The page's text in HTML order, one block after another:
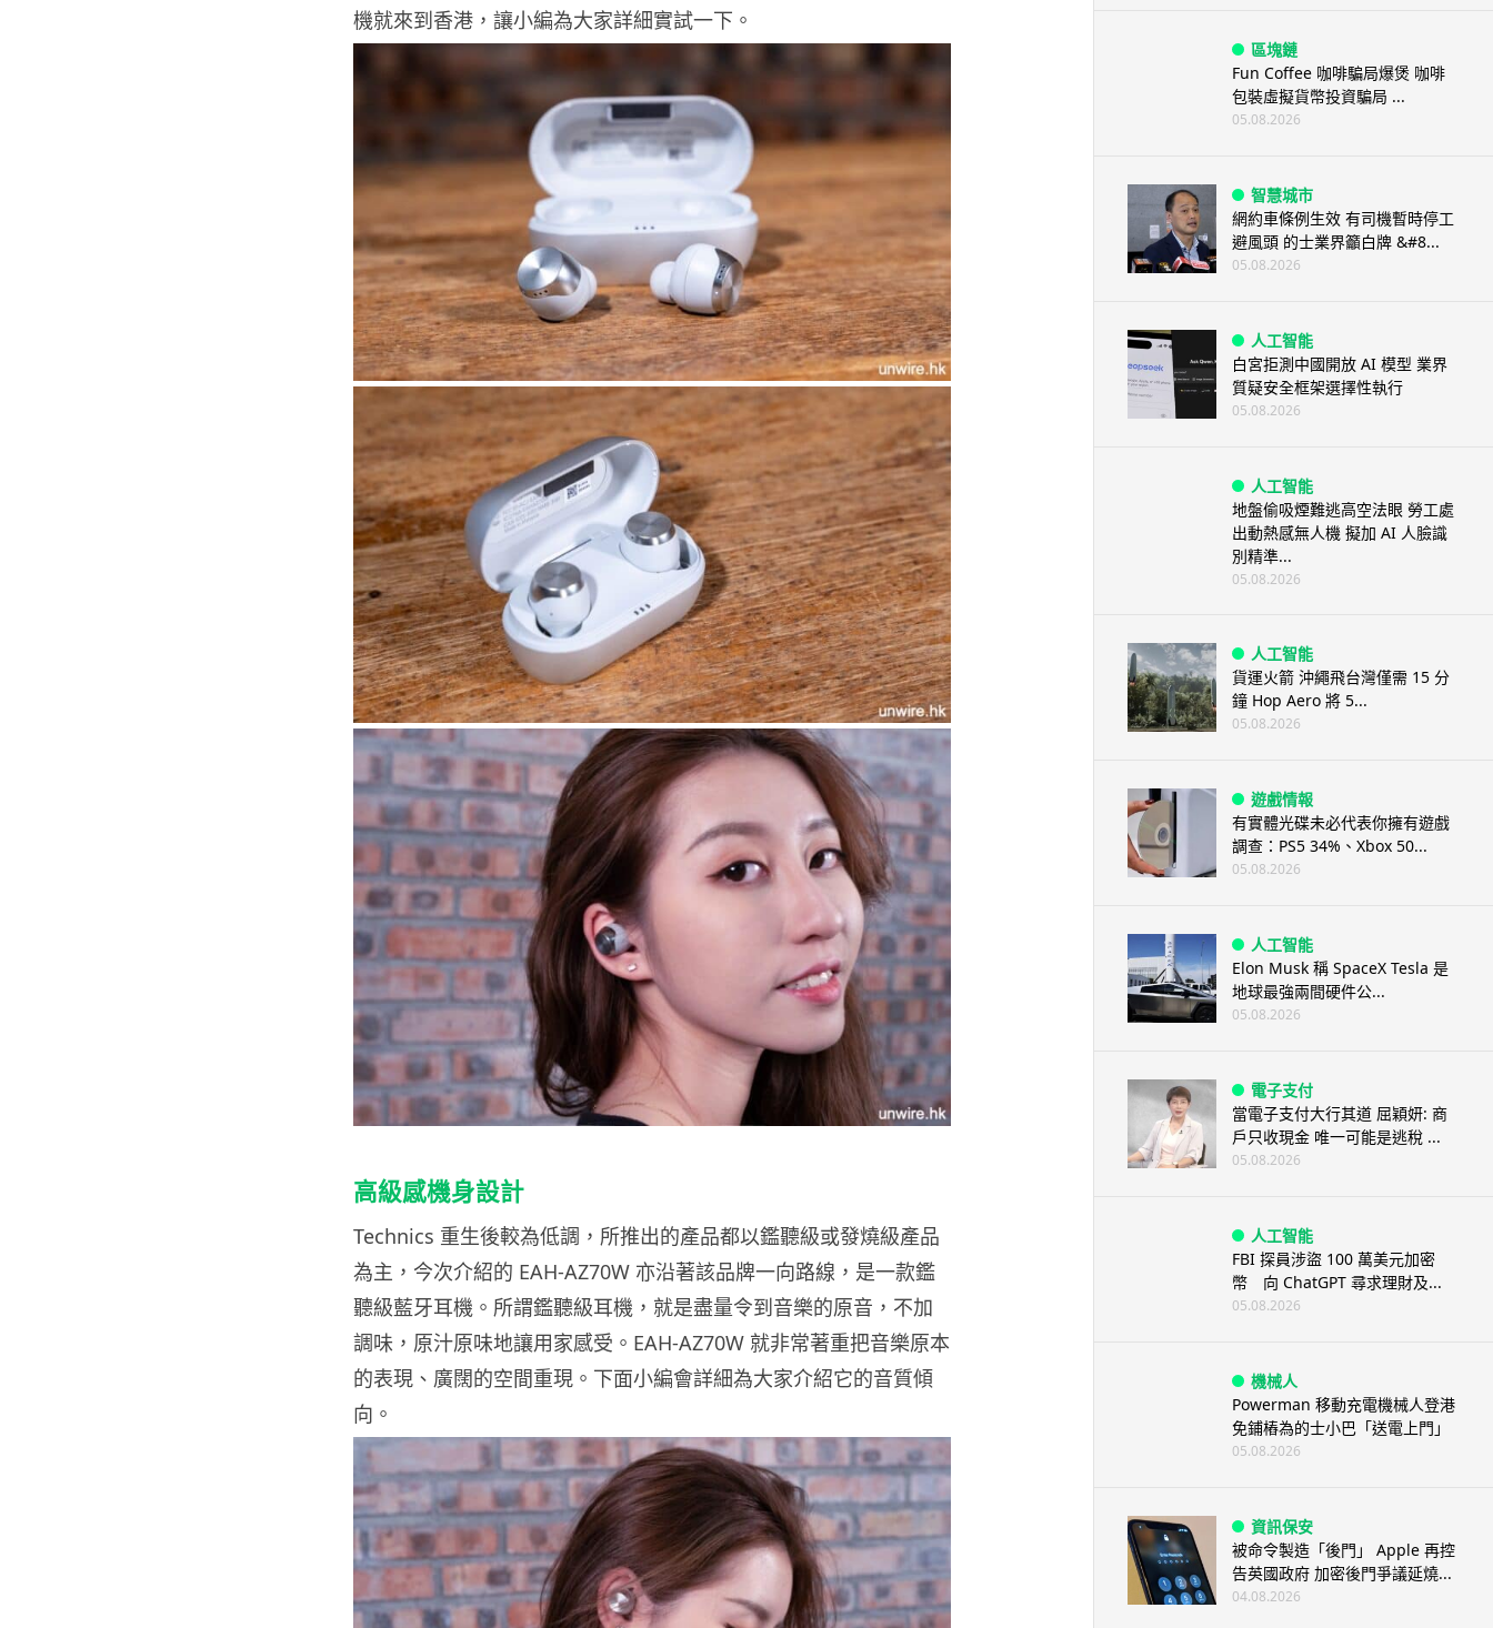
機就來到香港，讓小編為大家詳細實試一下。
高級感機身設計
Technics 重生後較為低調，所推出的產品都以鑑聽級或發燒級產品
為主，今次介紹的 EAH-AZ70W 亦沿著該品牌一向路線，是一款鑑
聽級藍牙耳機。所謂鑑聽級耳機，就是盡量令到音樂的原音，不加
調味，原汁原味地讓用家感受。EAH-AZ70W 就非常著重把音樂原本
的表現、廣闊的空間重現。下面小編會詳細為大家介紹它的音質傾
向。
區塊鏈
Fun Coffee 咖啡騙局爆煲 咖啡
包裝虛擬貨幣投資騙局 ...
05.08.2026
智慧城市
網約車條例生效 有司機暫時停工
避風頭 的士業界籲白牌 &#8...
05.08.2026
人工智能
白宮拒測中國開放 AI 模型 業界
質疑安全框架選擇性執行
05.08.2026
人工智能
地盤偷吸煙難逃高空法眼 勞工處
出動熱感無人機 擬加 AI 人臉識
別精準...
05.08.2026
人工智能
貨運火箭 沖繩飛台灣僅需 15 分
鐘 Hop Aero 將 5...
05.08.2026
遊戲情報
有實體光碟未必代表你擁有遊戲
調查：PS5 34%、Xbox 50...
05.08.2026
人工智能
Elon Musk 稱 SpaceX Tesla 是
地球最強兩間硬件公...
05.08.2026
電子支付
當電子支付大行其道 屈穎妍: 商
戶只收現金 唯一可能是逃稅 ...
05.08.2026
人工智能
FBI 探員涉盜 100 萬美元加密
幣 向 ChatGPT 尋求理財及...
05.08.2026
機械人
Powerman 移動充電機械人登港
免鋪樁為的士小巴「送電上門」
05.08.2026
資訊保安
被命令製造「後門」 Apple 再控
告英國政府 加密後門爭議延燒...
04.08.2026